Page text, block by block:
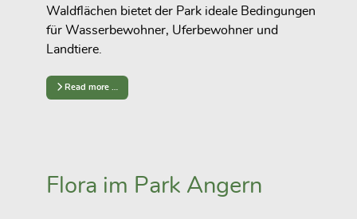
Waldflächen bietet der Park ideale Bedingungen
für Wasserbewohner, Uferbewohner und
Landtiere.
Read more …
Flora im Park Angern